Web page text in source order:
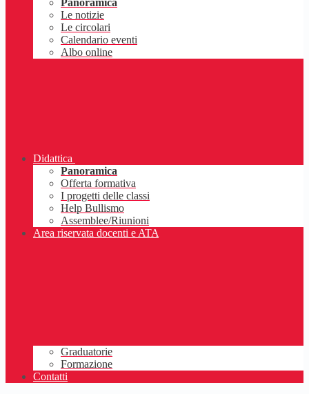
Panoramica
Le notizie
Le circolari
Calendario eventi
Albo online
Didattica
Panoramica
Offerta formativa
I progetti delle classi
Help Bullismo
Assemblee/Riunioni
Area riservata docenti e ATA
Graduatorie
Formazione
Contatti